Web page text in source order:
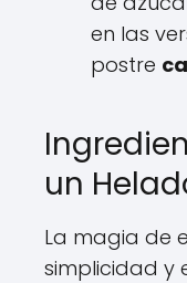
en las
postre
un
La magia de
simplicidad y